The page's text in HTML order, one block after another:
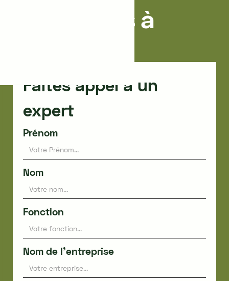
entreprises à
Faites appel à un
expert
Prénom
Nom
Fonction
Nom de l'entreprise